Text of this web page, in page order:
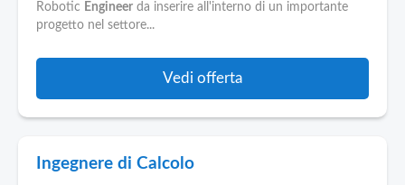
Robotic Engineer da inserire all'interno di un importante
progetto nel settore...
Vedi offerta
Ingegnere di Calcolo